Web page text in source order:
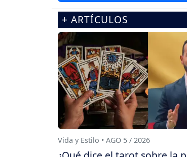
+ ARTÍCULOS
Vida y Estilo • AGO 5 / 2026